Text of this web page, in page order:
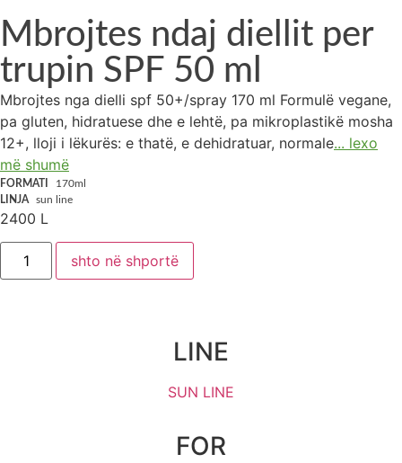
Mbrojtes ndaj diellit per
trupin SPF 50 ml
Mbrojtes nga dielli spf 50+/spray 170 ml Formulë vegane,
pa gluten, hidratuese dhe e lehtë, pa mikroplastikë mosha
12+, lloji i lëkurës: e thatë, e dehidratuar, normale... lexo
më shumë
FORMATI
170ml
LINJA
sun line
2400 L
shto në shportë
LINE
SUN LINE
FOR